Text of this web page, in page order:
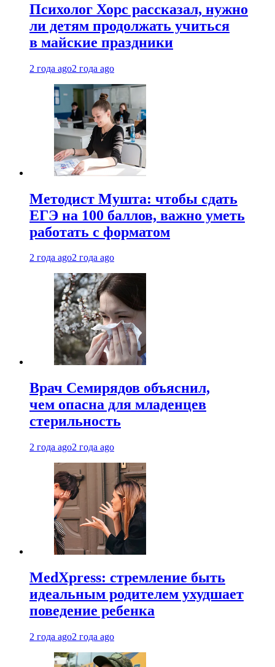
Психолог Хорс рассказал, нужно
ли детям продолжать учиться
в майские праздники
2 года ago2 года ago
Методист Мушта: чтобы сдать
ЕГЭ на 100 баллов, важно уметь
работать с форматом
2 года ago2 года ago
Врач Семирядов объяснил,
чем опасна для младенцев
стерильность
2 года ago2 года ago
MedXpress: стремление быть
идеальным родителем ухудшает
поведение ребенка
2 года ago2 года ago